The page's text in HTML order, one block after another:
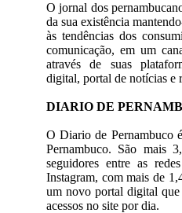
O jornal dos
da sua existência
às tendências dos
comunicação, em um
através de suas
digital, portal de notícias e
DIARIO DE
O Diario de Pernambuco
Pernambuco. São mais
seguidores entre as
Instagram, com mais de
um novo portal digital
acessos no site por dia.